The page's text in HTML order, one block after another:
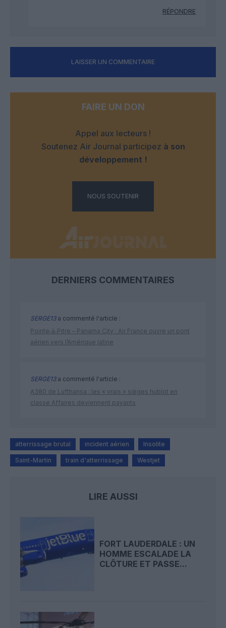
RÉPONDRE
LAISSER UN COMMENTAIRE
FAIRE UN DON
Appel aux lecteurs !
Soutenez Air Journal participez à son
développement !
NOUS SOUTENIR
DERNIERS COMMENTAIRES
SERGE13a commenté l'article :
Pointe‑à‑Pitre – Panama City : Air France ouvre un pont
aérien vers l’Amérique latine
SERGE13a commenté l'article :
A380 de Lufthansa : les « vrais » sièges hublot en
classe Affaires deviennent payants
atterrissage brutal incident aérien Insolite
Saint-Martin train d'atterrissage Westjet
LIRE AUSSI
FORT LAUDERDALE : UN
HOMME ESCALADE LA
CLÔTURE ET PASSE...